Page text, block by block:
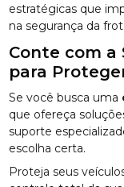
estratégicas que
na segurança da
Conte com
para
Se você busca uma
que ofereça
suporte
escolha certa.
Proteja seus